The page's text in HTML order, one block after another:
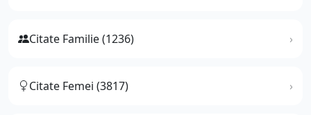
Citate Familie (1236)
Citate Femei (3817)